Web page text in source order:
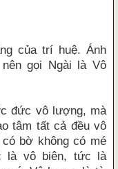
của trí huệ. Ánh
gọi Ngài là Vô
đức vô lượng, mà
tâm tất cả đều vô
bờ không có mé
là vô biên, tức là